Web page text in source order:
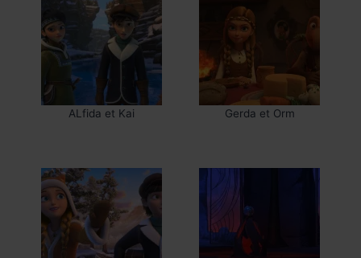
ALfida et Kai Gerda et Orm